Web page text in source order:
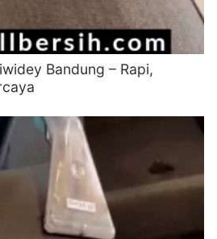
Bandung – Rapi,